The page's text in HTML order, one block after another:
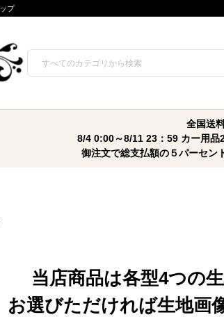
プ
全国送
8/4 0:00～8/11 23：59 カー用品
御注文で総支払額の５パーセン
当店商品は各型4つの
お選びただければ生地画